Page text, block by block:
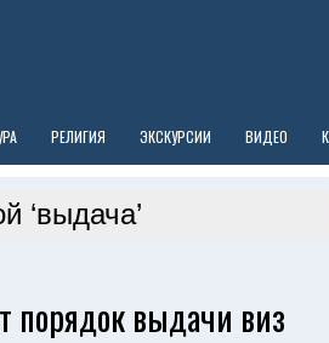
РЕЛИГИЯ ЭКСКУРСИИ ВИДЕО
‘выдача’
порядок выдачи виз